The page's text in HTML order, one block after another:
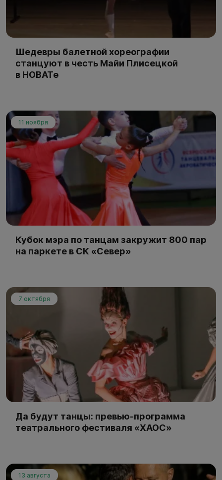
Шедевры балетной хореографии
станцуют в честь Майи Плисецкой
в НОВАТе
11 ноября
Кубок мэра по танцам закружит 800 пар
на паркете в СК «Север»
7 октября
Да будут танцы: превью-программа
театрального фестиваля «ХАОС»
13 августа